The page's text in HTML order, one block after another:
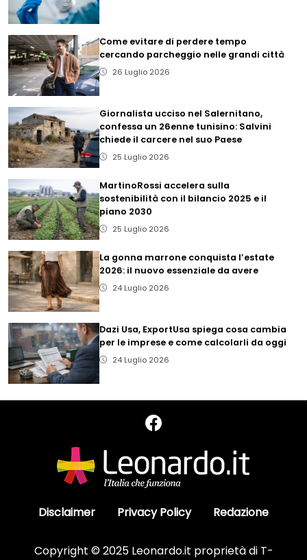
Come evitare di perdere tempo
cercando parcheggio nelle grandi città
26 Luglio 2026
Giornalista ucciso nel Salernitano,
confessa un 26enne tunisino: Salvini
chiede il carcere nel suo Paese
25 Luglio 2026
MartinoRossi accelera sulla
sostenibilità con il bilancio 2025 e il
piano 2030
25 Luglio 2026
La gonna marrone conquista l’estate
2026: il nuovo essenziale da avere
24 Luglio 2026
Dazi Usa, ExportUsa spiega cosa cambia
per le imprese e come calcolarli da oggi
24 Luglio 2026
Disclaimer Privacy Policy Redazione
Copyright © 2025 Leonardo.it proprietà di T-